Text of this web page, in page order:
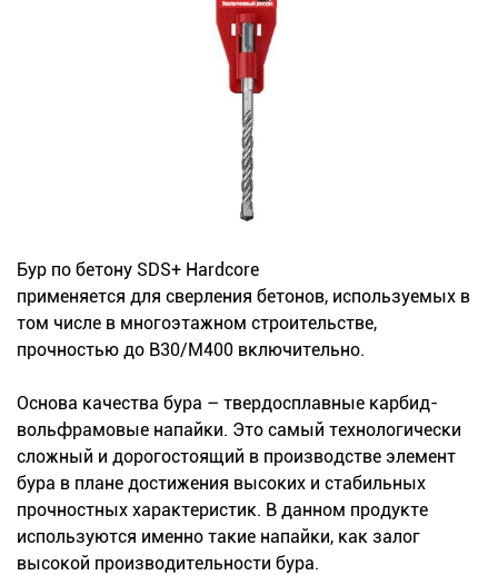
Контакты
+7
(831)
282-
01-
01
Бур по бетону SDS+ Hardcore
применяется для сверления бетонов, используемых в
том числе в многоэтажном строительстве,
прочностью до В30/М400 включительно.
Основа качества бура – твердосплавные карбид-
вольфрамовые напайки. Это самый технологически
сложный и дорогостоящий в производстве элемент
бура в плане достижения высоких и стабильных
прочностных характеристик. В данном продукте
используются именно такие напайки, как залог
высокой производительности бура.